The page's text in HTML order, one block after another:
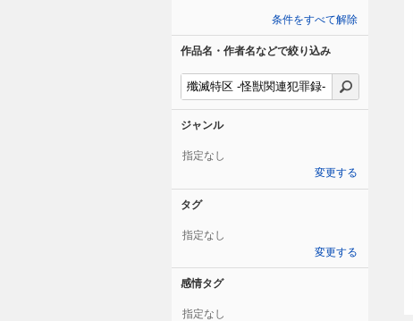
条件をすべて解除
作品名・作者名などで絞り込み
ジャンル
指定なし
変更する
タグ
指定なし
変更する
感情タグ
指定なし